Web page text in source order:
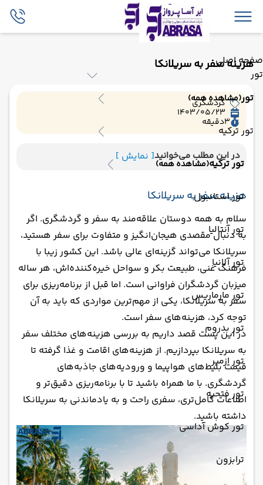
صفحه اصلی
تور
تور(مشاهده همه)
تور ترکیه
تور ترکیه(مشاهده همه)
تور استانبول
تور آنتالیا
تور آلانیا
تور مارماریس
تور بدروم
تور ازمیر
تور فتحیه
تور کوش آداسی
ترابزون
هزینه سفر به سریلانکا
گردشگری
1403/05/23
3دقیقه
در این مطلب می‌خوانید[ نمایش ]
هزینه سفر به سریلانکا
سلام به همه دوستان علاقه‌مند به سفر و گردشگری. اگر
به دنبال مقصدی هیجان‌انگیز و متفاوت برای سفر هستید،
سریلانکا می‌تواند گزینه‌ای عالی باشد. این کشور زیبا با
فرهنگ غنی، طبیعت بکر و سواحل خیره‌کننده‌اش، هر ساله
میزبان گردشگران فراوانی است. اما قبل از برنامه‌ریزی برای
سفر به سریلانکا، یکی از مهم‌ترین مواردی که باید به آن
توجه کرد، هزینه‌های سفر است.
در این پست قصد داریم به بررسی هزینه‌های مختلف سفر
به سریلانکا بپردازیم. از هزینه‌های اقامت و غذا گرفته تا
قیمت بلیط‌های هواپیما و ورودیه‌های جاذبه‌های
گردشگری. با ما همراه باشید تا با برنامه‌ریزی دقیق‌تر و
اطلاعات کامل‌تری، سفری راحت و به یادماندنی به سریلانکا
داشته باشید.